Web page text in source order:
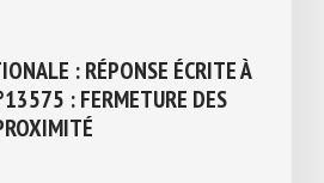
: RÉPONSE ÉCRITE
: FERMETURE
PROXIMITÉ